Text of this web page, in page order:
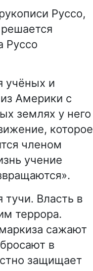
Руссо,
Руссо
учёных и
Америки с
землях у него
которое
членом
учение
Власть в
террора.
сажают
в
защищает